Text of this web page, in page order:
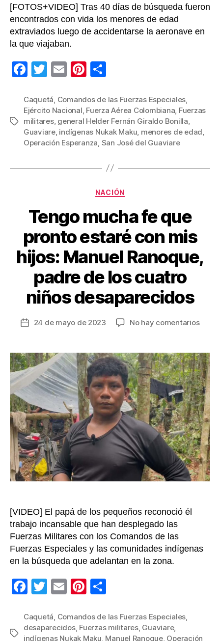
[FOTOS+VIDEO] Tras 40 días de búsqueda fueron
encontrados con vida los menores de edad
extraviados luego de accidentarse la aeronave en
la que viajaban.
F
c
e
b
o
o
T
tt
er
E
ail
Pi
er
e
st
m
p
ar
tir
Etiquetas
Caquetá Comandos de las Fuerzas Especiales
Ejército Nacional Fuerza Aérea Colombiana Fuerzas
militares, general Helder Fernán Giraldo Bonilla
Guaviare, indígenas Nukak Maku menores de edad
Operación Esperanza San José del Guaviare
Categorías
NACIÓN
Tengo mucha fe que
pronto estaré con mis
hijos: Manuel Ranoque,
padre de los cuatro
niños desaparecidos
Fecha
entrada
24 de mayo de 2023 No hay comentariosen
fe
que
con
mis
hijos:
padre
de
los
[VIDEO] El papá de los pequeños reconoció él
trabajo incansable que han desplegado las
Fuerzas Militares con los Comandos de las
Fuerzas Especiales y las comunidades indígenas
en la búsqueda que adelantan en la zona.
F
c
e
T
tt
er
E
ail
Pi
er
e
m
p
Etiquetas
Caquetá, Comandos de las Fuerzas Especiales,
desaparecidos, Fuerzas militares, Guaviare,
indígenas Nukak Maku, Manuel Ranoque, Operación